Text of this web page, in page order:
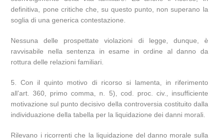
definitiva, pone critiche che, su questo punto, non superano la
soglia di una generica contestazione.
Nessuna delle prospettate violazioni di legge, dunque, è
ravvisabile nella sentenza in esame in ordine al danno da
rottura delle relazioni familiari.
5. Con il quinto motivo di ricorso si lamenta, in riferimento
all’art. 360, primo comma, n. 5), cod. proc. civ., insufficiente
motivazione sul punto decisivo della controversia costituito dalla
individuazione della tabella per la liquidazione dei danni morali.
Rilevano i ricorrenti che la liquidazione del danno morale sulla